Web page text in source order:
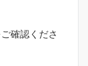
確認くださ